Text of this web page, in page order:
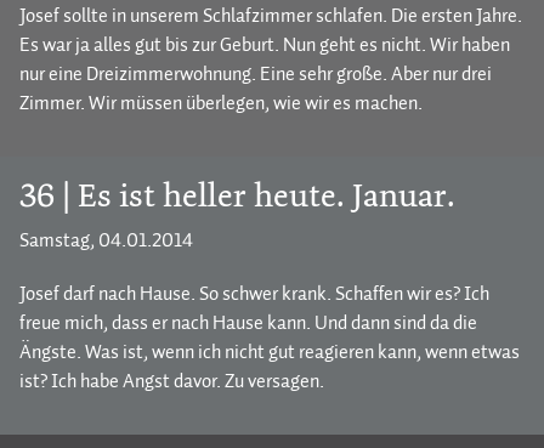
Josef sollte in unserem Schlafzimmer schlafen. Die ersten Jahre.
Es war ja alles gut bis zur Geburt. Nun geht es nicht. Wir haben
nur eine Dreizimmerwohnung. Eine sehr große. Aber nur drei
Zimmer. Wir müssen überlegen, wie wir es machen.
36 | Es ist heller heute. Januar.
Samstag, 04.01.2014
Josef darf nach Hause. So schwer krank. Schaffen wir es? Ich
freue mich, dass er nach Hause kann. Und dann sind da die
Ängste. Was ist, wenn ich nicht gut reagieren kann, wenn etwas
ist? Ich habe Angst davor. Zu versagen.